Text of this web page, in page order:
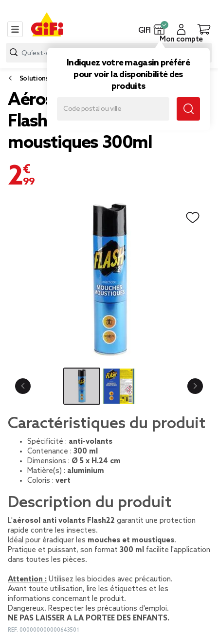
GIFI
Indiquez votre magasin préféré
pour voir la disponibilité des
produits
Mon compte
Solutions insecticide
Aérosol anti volants
Flash22 mouches et
moustiques 300ml
2,99 €
Caractéristiques du produit
Spécificité : anti-volants
Contenance : 300 ml
Dimensions : Ø 5 x H.24 cm
Matière(s) : aluminium
Coloris : vert
Description du produit
L'aérosol anti volants Flash22 garantit une protection
rapide contre les insectes.
Idéal pour éradiquer les mouches et moustiques.
Pratique et puissant, son format 300 ml facilite l'application
dans toutes les pièces.
Attention : Utilisez les biocides avec précaution.
Avant toute utilisation, lire les étiquettes et les
informations concernant le produit.
Dangereux. Respecter les précautions d'emploi.
NE PAS LAISSER A LA PORTEE DES ENFANTS.
REF. 000000000000643501